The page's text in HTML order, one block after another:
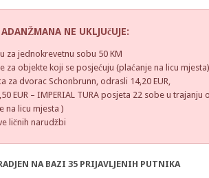
NE UKLJUčUJE:
za jednokrevetnu sobu 50 KM
za objekte koji se posjećuju (plaćanje na licu mjesta)
za dvorac Schonbrunn, odrasli 14,20 EUR,
EUR – IMPERIAL TURA posjeta 22 sobe u trajanju
na licu mjesta )
ličnih narudžbi
NA BAZI 35 PRIJAVLJENIH PUTNIKA